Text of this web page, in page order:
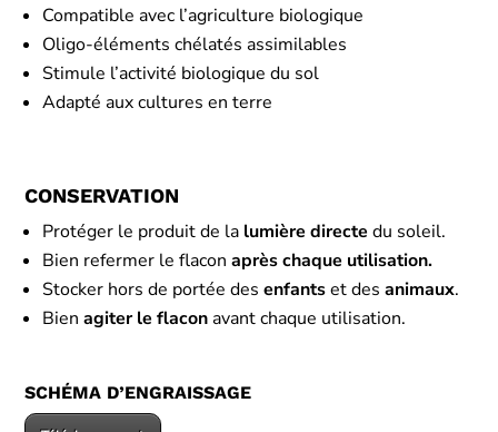
Compatible avec l’agriculture biologique
Oligo-éléments chélatés assimilables
Stimule l’activité biologique du sol
Adapté aux cultures en terre
CONSERVATION
Protéger le produit de la lumière directe du soleil.
Bien refermer le flacon après chaque utilisation.
Stocker hors de portée desenfantset desanimaux.
Bienagiter le flaconavant chaque utilisation.
SCHÉMA D’ENGRAISSAGE